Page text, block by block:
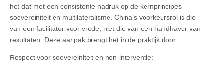
het dat met een consistente nadruk op de kernprincipes
soevereiniteit en multilateralisme. China’s voorkeursrol is die
van een facilitator voor vrede, niet die van een handhaver van
resultaten. Deze aanpak brengt het in de praktijk door:
Respect voor soevereiniteit en non‑interventie: